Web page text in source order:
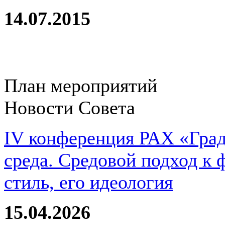
14.07.2015
План мероприятий
Новости Совета
IV конференция РАХ
среда. Средовой подход
стиль, его идеология
15.04.2026